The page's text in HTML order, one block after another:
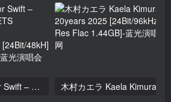
泰勒·斯威夫特 Taylor Swift – THE TORTURED POETS DEPARTMENT: THE ANTHOLOGY[E] 2024 [24Bit/48kH] [Hi-Res Flac 1.44GB]